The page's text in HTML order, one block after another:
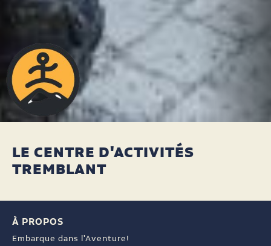
LE CENTRE D'ACTIVITÉS
TREMBLANT
À PROPOS
Embarque dans l'Aventure!